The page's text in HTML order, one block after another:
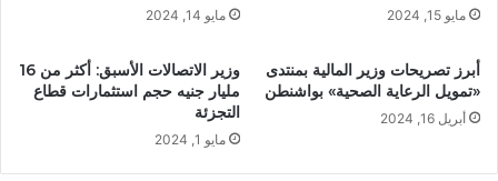
مايو 15, 2024 مايو 14, 2024
أبرز تصريحات وزير المالية بمنتدى
«تمويل الرعاية الصحية» بواشنطن
أبريل 16, 2024
وزير الاتصالات الأسبق: أكثر من 16
مليار جنيه حجم استثمارات قطاع
التجزئة
مايو 1, 2024